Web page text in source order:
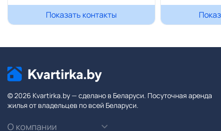
Показать контакты
© 2026 Kvartirka.by — сделано в Беларуси. Посуточная аренда
жилья от владельцев по всей Беларуси.
О компании